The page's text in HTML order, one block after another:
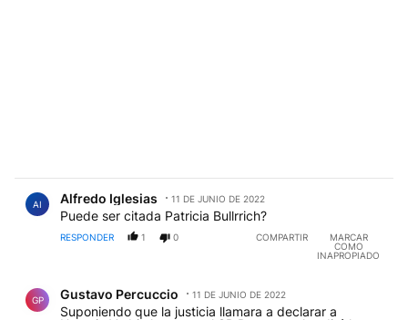
AI Alfredo Iglesias 11 DE JUNIO DE 2022
Puede ser citada Patricia Bullrrich?
RESPONDER 1 0 COMPARTIR
MARCAR
COMO
INAPROPIADO
GP Gustavo Percuccio 11 DE JUNIO DE 2022
Suponiendo que la justicia llamara a declarar a